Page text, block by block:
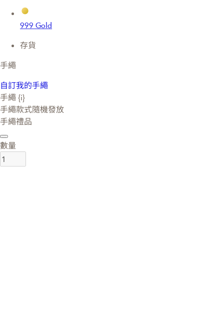
999 Gold
存貨
手繩
自訂我的手繩
手繩 {i}
手繩款式隨機發放
手繩禮品
數量